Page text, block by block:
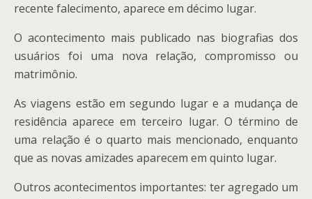
recente falecimento, aparece em décimo lugar.
O acontecimento mais publicado nas biografias dos
usuários foi uma nova relação, compromisso ou
matrimônio.
As viagens estão em segundo lugar e a mudança de
residência aparece em terceiro lugar. O término de
uma relação é o quarto mais mencionado, enquanto
que as novas amizades aparecem em quinto lugar.
Outros acontecimentos importantes: ter agregado um